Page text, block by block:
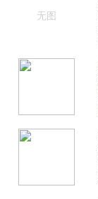
无图